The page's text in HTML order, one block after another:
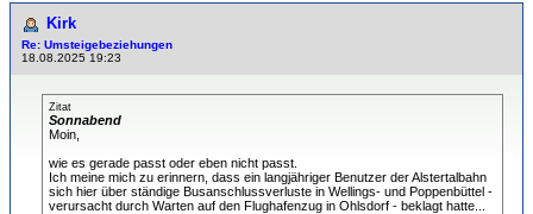
Kirk
Re: Umsteigebeziehungen
18.08.2025 19:23
Zitat
Sonnabend
Moin,
wie es gerade passt oder eben nicht passt.
Ich meine mich zu erinnern, dass ein langjähriger Benutzer der Alstertalbahn
sich hier über ständige Busanschlussverluste in Wellings- und Poppenbüttel -
verursacht durch Warten auf den Flughafenzug in Ohlsdorf - beklagt hatte...